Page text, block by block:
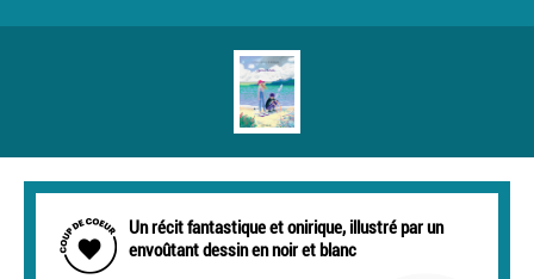
Un récit fantastique et onirique, illustré par un
envoûtant dessin en noir et blanc